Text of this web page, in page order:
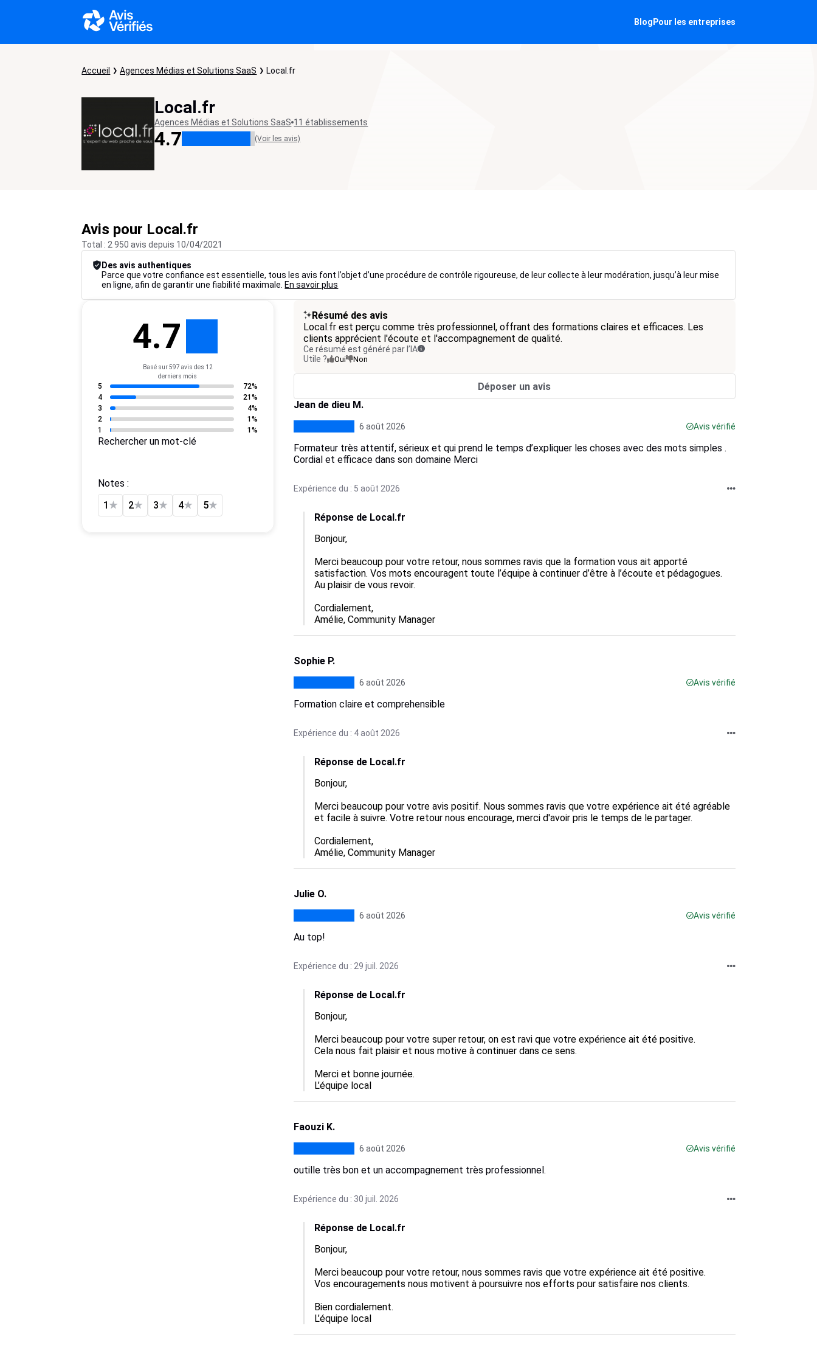
Blog Pour les entreprises
Accueil Agences Médias et Solutions SaaS Local.fr
Local.fr
Agences Médias et Solutions SaaS 11 établissements
4.7 (Voir les avis)
Avis pour Local.fr
Total : 2 950 avis depuis 10/04/2021
Des avis authentiques
Parce que votre confiance est essentielle, tous les avis font l’objet d’une procédure de contrôle rigoureuse, de leur collecte à leur modération, jusqu’à leur mise
en ligne, afin de garantir une fiabilité maximale. En savoir plus
4.7
Basé sur 597 avis des 12
derniers mois
5
72%
4
21%
3
4%
2
1%
1
1%
Rechercher un mot-clé
Notes :
1 ★ 2★ 3★ 4★ 5★
Résumé des avis
Local.fr est perçu comme très professionnel, offrant des formations claires et efficaces. Les
clients apprécient l'écoute et l'accompagnement de qualité.
Ce résumé est généré par l’IA
Utile ?
Oui Non
Déposer un avis
Jean de dieu M.
6 août 2026 Avis vérifié
Formateur très attentif, sérieux et qui prend le temps d’expliquer les choses avec des mots simples .
Cordial et efficace dans son domaine Merci
Expérience du : 5 août 2026
Réponse de Local.fr
Bonjour,
Merci beaucoup pour votre retour, nous sommes ravis que la formation vous ait apporté
satisfaction. Vos mots encouragent toute l’équipe à continuer d’être à l’écoute et pédagogues.
Au plaisir de vous revoir.
Cordialement,
Amélie, Community Manager
Sophie P.
6 août 2026 Avis vérifié
Formation claire et comprehensible
Expérience du : 4 août 2026
Réponse de Local.fr
Bonjour,
Merci beaucoup pour votre avis positif. Nous sommes ravis que votre expérience ait été agréable
et facile à suivre. Votre retour nous encourage, merci d'avoir pris le temps de le partager.
Cordialement,
Amélie, Community Manager
Julie O.
6 août 2026 Avis vérifié
Au top!
Expérience du : 29 juil. 2026
Réponse de Local.fr
Bonjour,
Merci beaucoup pour votre super retour, on est ravi que votre expérience ait été positive.
Cela nous fait plaisir et nous motive à continuer dans ce sens.
Merci et bonne journée.
L’équipe local
Faouzi K.
6 août 2026 Avis vérifié
outille très bon et un accompagnement très professionnel.
Expérience du : 30 juil. 2026
Réponse de Local.fr
Bonjour,
Merci beaucoup pour votre retour, nous sommes ravis que votre expérience ait été positive.
Vos encouragements nous motivent à poursuivre nos efforts pour satisfaire nos clients.
Bien cordialement.
L’équipe local